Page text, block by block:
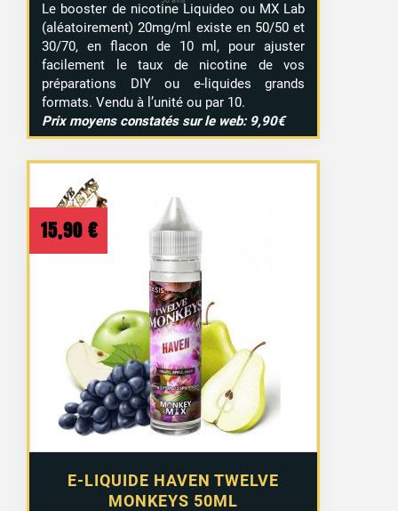
Le booster de nicotine Liquideo ou MX Lab
(aléatoirement) 20mg/ml existe en 50/50 et
30/70, en flacon de 10 ml, pour ajuster
facilement le taux de nicotine de vos
préparations DIY ou e-liquides grands
formats. Vendu à l’unité ou par 10.
Prix moyens constatés sur le web: 9,90€
E-LIQUIDE HAVEN TWELVE
MONKEYS 50ML
15,90 €